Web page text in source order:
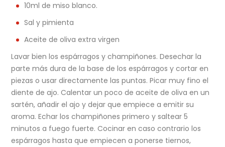
10ml de miso blanco.
Sal y pimienta
Aceite de oliva extra virgen
Lavar bien los espárragos y champiñones. Desechar la
parte más dura de la base de los espárragos y cortar en
piezas o usar directamente las puntas. Picar muy fino el
diente de ajo. Calentar un poco de aceite de oliva en un
sartén, añadir el ajo y dejar que empiece a emitir su
aroma. Echar los champiñones primero y saltear 5
minutos a fuego fuerte. Cocinar en caso contrario los
espárragos hasta que empiecen a ponerse tiernos,